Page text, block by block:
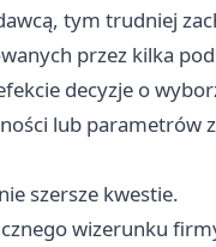
tym trudniej
przez kilka
decyzje o
lub parametrów
szersze kwestie.
wizerunku